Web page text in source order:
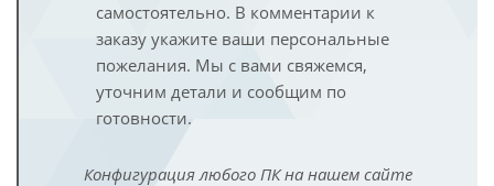
самостоятельно. В комментарии к
заказу укажите ваши персональные
пожелания. Мы с вами свяжемся,
уточним детали и сообщим по
готовности.
Конфигурация любого ПК на нашем сайте